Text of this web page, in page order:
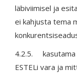
läbiviimisel ja
ei kahjusta tema
4.2.5. kasutama
ESTELi vara ja